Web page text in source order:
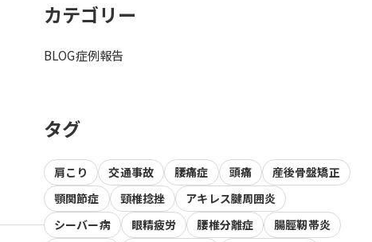
カテゴリー
BLOG症例報告
タグ
肩こり 交通事故 腰痛症 頭痛
産後骨盤矯正
顎関節症
頸椎捻挫
アキレス腱周囲炎
シーバー病
眼精疲労 腰椎分離症
腸脛靭帯炎